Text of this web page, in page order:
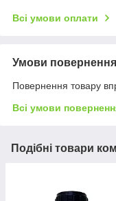
Всі умови оплати
Умови повернення
Повернення товару
Всі умови
Подібні товари